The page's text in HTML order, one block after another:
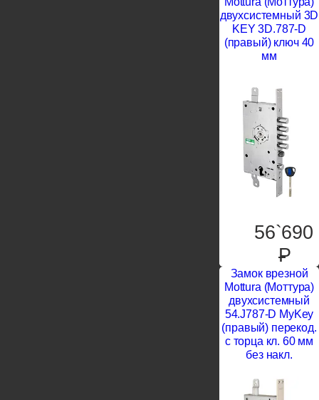
двухсистемный 3D
KEY 3D.787-D
(правый) ключ 40
мм
56`690
P
Замок врезной
Mottura (Моттура)
двухсистемный
54.J787-D MyKey
(правый) перекод.
с торца кл. 60 мм
без накл.